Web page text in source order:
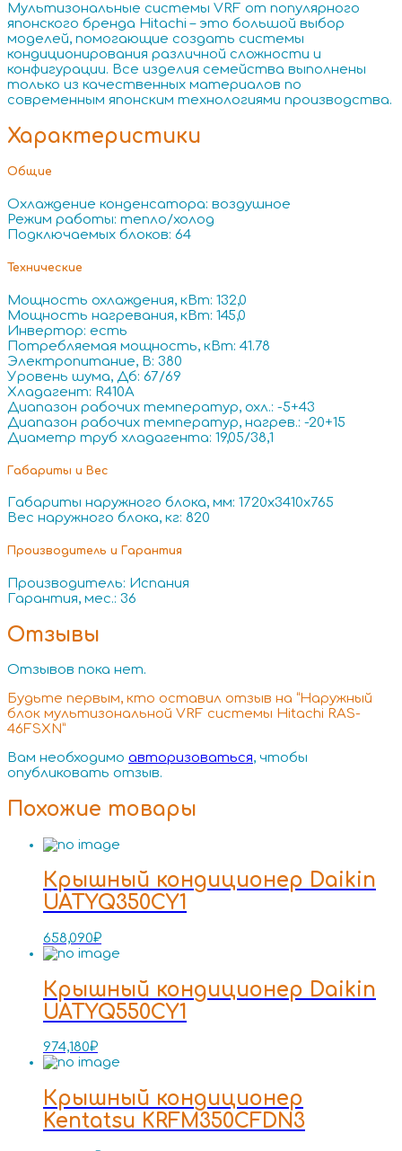
Мультизональные системы VRF от популярного
японского бренда Hitachi – это большой выбор
моделей, помогающие создать системы
кондиционирования различной сложности и
конфигурации. Все изделия семейства выполнены
только из качественных материалов по
современным японским технологиями производства.
Характеристики
Общие
Охлаждение конденсатора: воздушное
Режим работы: тепло/холод
Подключаемых блоков: 64
Технические
Мощность охлаждения, кВт: 132,0
Мощность нагревания, кВт: 145,0
Инвертор: есть
Потребляемая мощность, кВт: 41.78
Электропитание, В: 380
Уровень шума, Дб: 67/69
Хладагент: R410A
Диапазон рабочих температур, охл.: -5+43
Диапазон рабочих температур, нагрев.: -20+15
Диаметр труб хладагента: 19,05/38,1
Габариты и Вес
Габариты наружного блока, мм: 1720x3410x765
Вес наружного блока, кг: 820
Производитель и Гарантия
Производитель: Испания
Гарантия, мес.: 36
Отзывы
Отзывов пока нет.
Будьте первым, кто оставил отзыв на “Наружный
блок мультизональной VRF системы Hitachi RAS-
46FSXN”
Вам необходимо авторизоваться, чтобы
опубликовать отзыв.
Похожие товары
Крышный кондиционер Daikin
UATYQ350CY1
658,090₽
Крышный кондиционер Daikin
UATYQ550CY1
974,180₽
Крышный кондиционер
Kentatsu KRFM350CFDN3